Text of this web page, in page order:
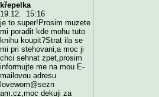
křepelka
19.12. 15:16
je to super!Prosim muzete
mi poradit kde mohu tuto
knihu koupit?Strat ila se
mi pri stehovani,a moc ji
chci sehnat zpet,prosim
informujte me na mou E-
mailovou adresu
lovewom@sezn
am.cz,moc dekuji za